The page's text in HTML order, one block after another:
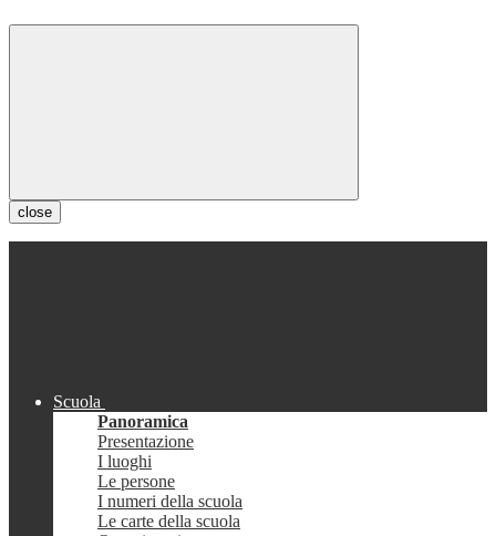
close
Scuola
Panoramica
Presentazione
I luoghi
Le persone
I numeri della scuola
Le carte della scuola